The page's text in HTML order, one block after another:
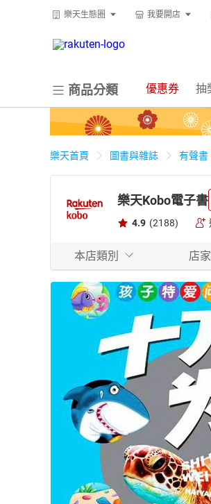
樂天生態圈 我要開店
商品分類 優惠券 抽
樂天首頁 圖書與雜誌 有聲書
樂天Kobo電子書
4.9 (2188)
本店類別 店